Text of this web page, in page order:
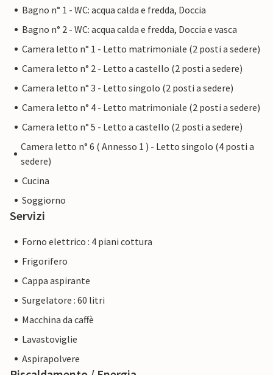
Bagno n° 1 - WC: acqua calda e fredda, Doccia
Bagno n° 2 - WC: acqua calda e fredda, Doccia e vasca
Camera letto n° 1 - Letto matrimoniale (2 posti a sedere)
Camera letto n° 2 - Letto a castello (2 posti a sedere)
Camera letto n° 3 - Letto singolo (2 posti a sedere)
Camera letto n° 4 - Letto matrimoniale (2 posti a sedere)
Camera letto n° 5 - Letto a castello (2 posti a sedere)
Camera letto n° 6 ( Annesso 1 ) - Letto singolo (4 posti a
sedere)
Cucina
Soggiorno
Servizi
Forno elettrico : 4 piani cottura
Frigorifero
Cappa aspirante
Surgelatore : 60 litri
Macchina da caffè
Lavastoviglie
Aspirapolvere